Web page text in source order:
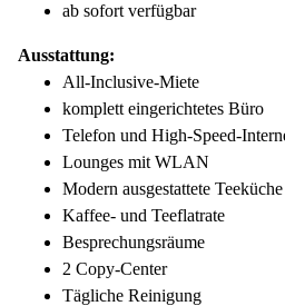
ab sofort verfügbar
Ausstattung:
All-Inclusive-Miete
komplett eingerichtetes Büro
Telefon und High-Speed-
Lounges mit WLAN
Modern ausgestattete Teeküche
Kaffee- und Teeflatrate
Besprechungsräume
2 Copy-Center
Tägliche Reinigung